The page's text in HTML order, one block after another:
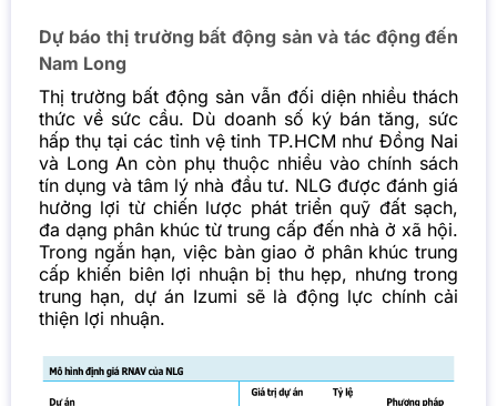
Dự báo thị trường bất động sản và tác động đến
Nam Long
Thị trường bất động sản vẫn đối diện nhiều thách
thức về sức cầu. Dù doanh số ký bán tăng, sức
hấp thụ tại các tỉnh vệ tinh TP.HCM như Đồng Nai
và Long An còn phụ thuộc nhiều vào chính sách
tín dụng và tâm lý nhà đầu tư. NLG được đánh giá
hưởng lợi từ chiến lược phát triển quỹ đất sạch,
đa dạng phân khúc từ trung cấp đến nhà ở xã hội.
Trong ngắn hạn, việc bàn giao ở phân khúc trung
cấp khiến biên lợi nhuận bị thu hẹp, nhưng trong
trung hạn, dự án Izumi sẽ là động lực chính cải
thiện lợi nhuận.